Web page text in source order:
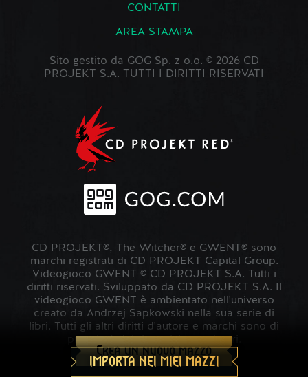
Crea un nuovo mazzo
IMPORTA NEI MIEI MAZZI
CONTATTI
AREA STAMPA
Sito gestito da GOG Sp. z o.o. © 2026 CD
PROJEKT S.A. TUTTI I DIRITTI RISERVATI
CD PROJEKT®, The Witcher® e GWENT® sono
marchi registrati di CD PROJEKT Capital Group.
Videogioco GWENT © CD PROJEKT S.A. Tutti i
diritti riservati. Sviluppato da CD PROJEKT S.A. Il
videogioco GWENT è ambientato nell'universo
creato da Andrzej Sapkowski nella sua serie di
libri. Tutti gli altri diritti d'autore e marchi sono di
proprietà dei rispettivi proprietari.